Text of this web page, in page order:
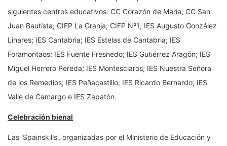
siguientes centros educativos: CC Corazón de María; CC San
Juan Bautista; CIFP La Granja; CIFP Nº1; IES Augusto González
Linares; IES Cantabria; IES Estelas de Cantabria; IES
Foramontaos; IES Fuente Fresnedo; IES Gutiérrez Aragón; IES
Miguel Herrero Pereda; IES Montesclaros; IES Nuestra Señora
de los Remedios; IES Peñacastillo; IES Ricardo Bernardo; IES
Valle de Camargo e IES Zapatón.
Celebración bienal
Las ‘Spainskills’, organizadas por el Ministerio de Educación y